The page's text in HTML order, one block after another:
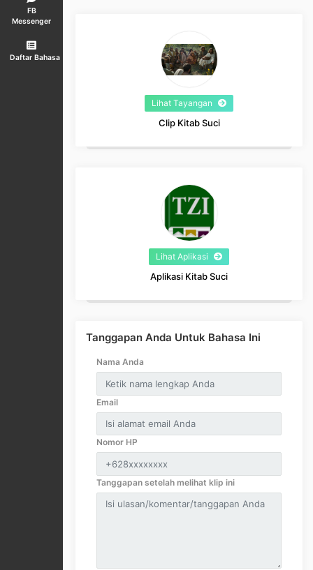
FB
Messenger
Daftar Bahasa
Lihat Tayangan
Clip Kitab Suci
Lihat Aplikasi
Aplikasi Kitab Suci
Tanggapan Anda Untuk Bahasa Ini
Nama Anda
Email
Nomor HP
Tanggapan setelah melihat klip ini